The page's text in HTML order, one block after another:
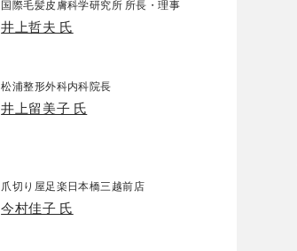
国際毛髪皮膚科学研究所 所長・理事
井上哲夫 氏
松浦整形外科内科院長
井上留美子 氏
爪切り屋足楽日本橋三越前店
今村佳子 氏